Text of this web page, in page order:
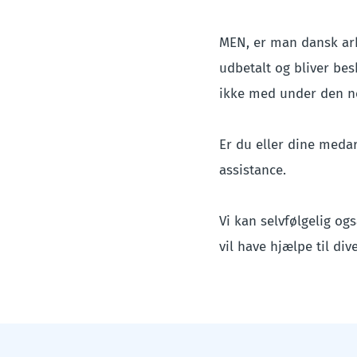
MEN, er man dansk
udbetalt og bliver
ikke med under den
Er du eller dine
assistance.
Vi kan selvfølgelig
vil have hjælpe til